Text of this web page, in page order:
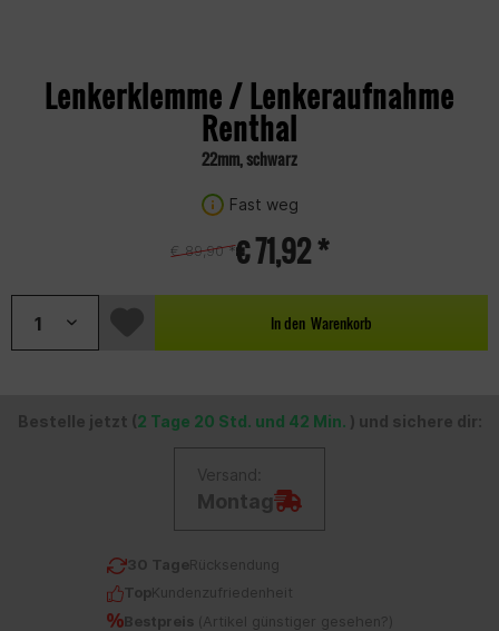
Lenkerklemme / Lenkeraufnahme
Renthal
22mm, schwarz
Fast weg
€ 71,92 *
€ 89,90 *
In den Warenkorb
Bestelle jetzt ( 2 Tage 20 Std. und 42 Min. ) und sichere dir:
Versand:
Montag
30 TageRücksendung
TopKundenzufriedenheit
Bestpreis ( Artikel günstiger gesehen? )